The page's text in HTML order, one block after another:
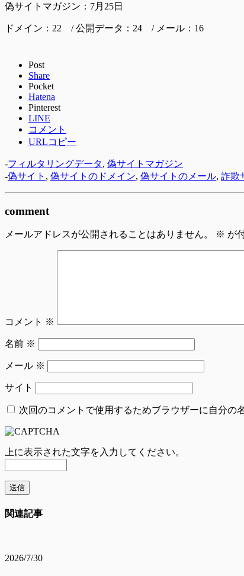
偽サイトマガジン：7月25日
ドメイン：22 / 公開データ：24 / メール：16
Post
Share
Pocket
Hatena
Pinterest
LINE
コメント
URLコピー
-フィルタリングデータ, 偽サイトマガジン
-偽サイト , 偽サイトのドメイン, 偽サイトのメール, 詐欺
comment
メールアドレスが公開されることはありません。 ※ が
コメント ※
名前 ※
メール ※
サイト
次回のコメントで使用するためブラウザーに自分の
上に表示された文字を入力してください。
関連記事
2026/7/30